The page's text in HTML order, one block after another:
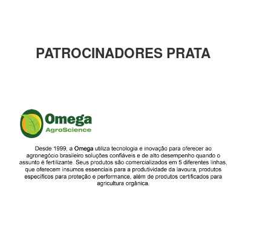
PATROCINADORES PRATA